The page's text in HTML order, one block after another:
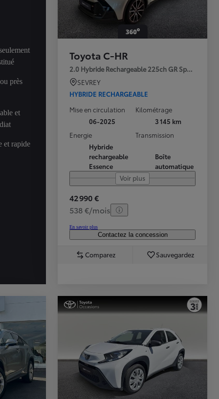
près
et
et rapide
Toyota C-HR
2.0 Hybride Rechargeable 225ch GR Sport
SEVREY
HYBRIDE RECHARGEABLE
Mise en circulation
06-2025
Kilométrage
3 145 km
Energie
Hybride
rechargeable
Essence
Transmission
Boîte
automatique
Voir plus
42 990 €
538 €/mois
En savoir plus
Contactez la concession
Comparez Sauvegardez